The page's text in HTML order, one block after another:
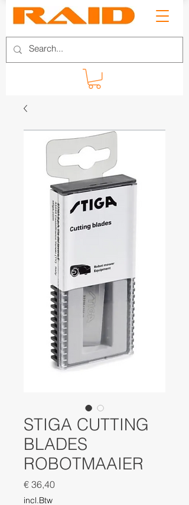
STIGA CUTTING
BLADES
ROBOTMAAIER
€ 36,40Prijs
incl.Btw